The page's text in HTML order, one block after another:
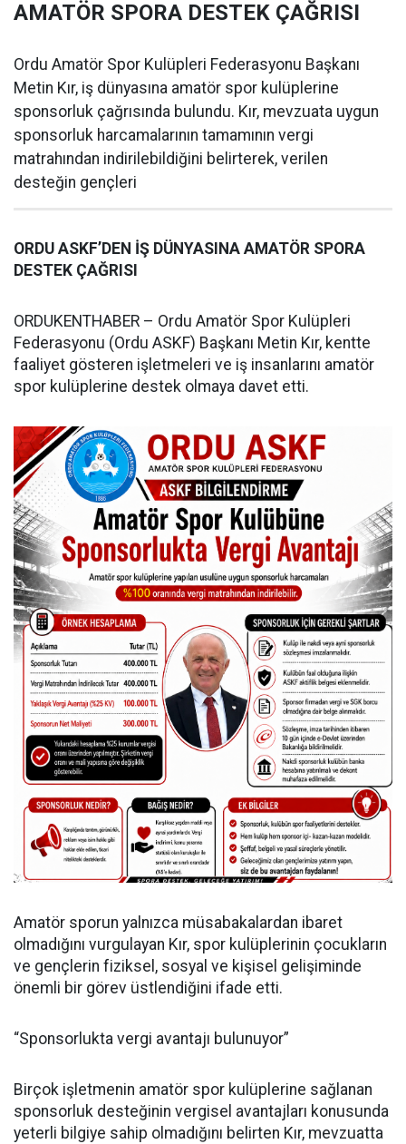
AMATÖR SPORA DESTEK ÇAĞRISI
Ordu Amatör Spor Kulüpleri Federasyonu Başkanı
Metin Kır, iş dünyasına amatör spor kulüplerine
sponsorluk çağrısında bulundu. Kır, mevzuata uygun
sponsorluk harcamalarının tamamının vergi
matrahından indirilebildiğini belirterek, verilen
desteğin gençleri
ORDU ASKF’DEN İŞ DÜNYASINA AMATÖR SPORA
DESTEK ÇAĞRISI
ORDUKENTHABER – Ordu Amatör Spor Kulüpleri
Federasyonu (Ordu ASKF) Başkanı Metin Kır, kentte
faaliyet gösteren işletmeleri ve iş insanlarını amatör
spor kulüplerine destek olmaya davet etti.
Amatör sporun yalnızca müsabakalardan ibaret
olmadığını vurgulayan Kır, spor kulüplerinin çocukların
ve gençlerin fiziksel, sosyal ve kişisel gelişiminde
önemli bir görev üstlendiğini ifade etti.
“Sponsorlukta vergi avantajı bulunuyor”
Birçok işletmenin amatör spor kulüplerine sağlanan
sponsorluk desteğinin vergisel avantajları konusunda
yeterli bilgiye sahip olmadığını belirten Kır, mevzuatta